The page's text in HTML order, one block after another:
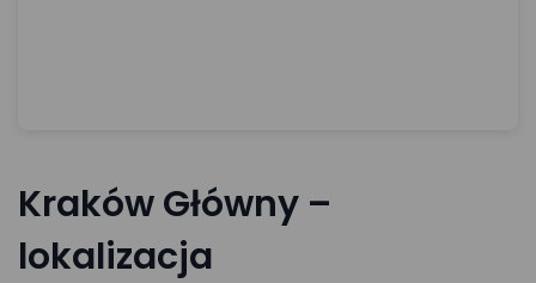
Kraków Główny –
lokalizacja